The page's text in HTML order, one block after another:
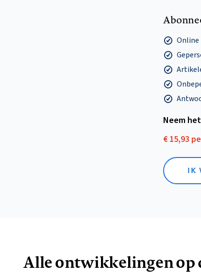
Neem
€ 15,93
IK
Alle ontwikkelingen op